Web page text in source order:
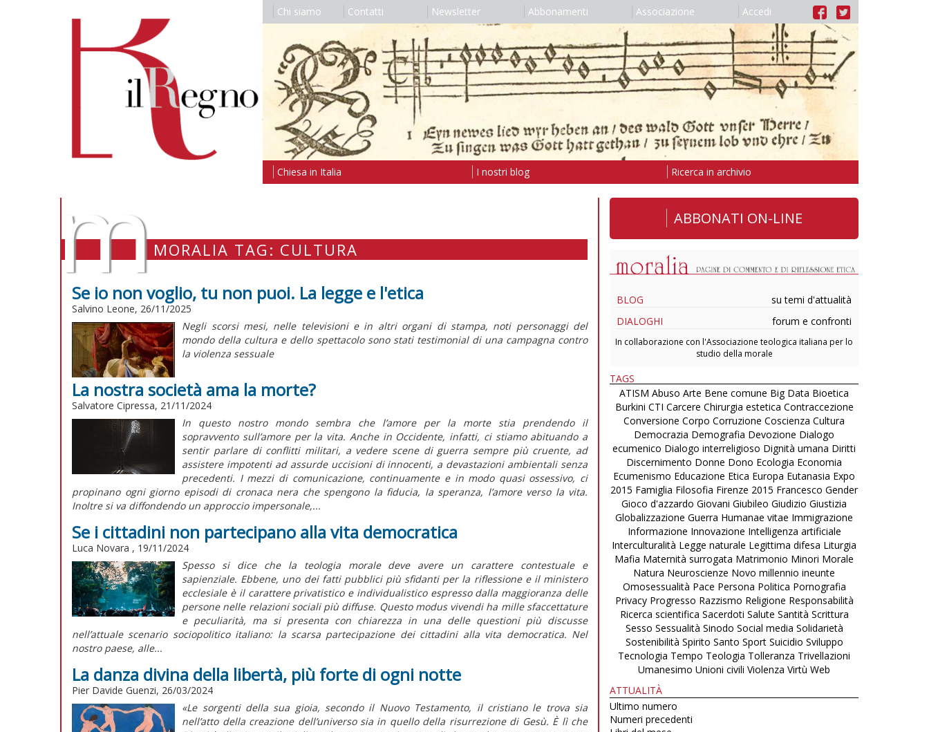
Chi siamo Contatti Newsletter Abbonamenti Associazione Accedi
Chiesa in Italia I nostri blog Ricerca in archivio
mMORALIA TAG: CULTURA
Se io non voglio, tu non puoi. La legge e l'etica
Salvino Leone, 26/11/2025
Negli scorsi mesi, nelle televisioni e in altri organi di stampa, noti personaggi del
mondo della cultura e dello spettacolo sono stati testimonial di una campagna contro
la violenza sessuale
La nostra società ama la morte?
Salvatore Cipressa, 21/11/2024
In questo nostro mondo sembra che l’amore per la morte stia prendendo il
sopravvento sull’amore per la vita. Anche in Occidente, infatti, ci stiamo abituando a
sentir parlare di conflitti militari, a vedere scene di guerra sempre più cruente, ad
assistere impotenti ad assurde uccisioni di innocenti, a devastazioni ambientali senza
precedenti. I mezzi di comunicazione, continuamente e in modo quasi ossessivo, ci
propinano ogni giorno episodi di cronaca nera che spengono la fiducia, la speranza, l’amore verso la vita.
Inoltre si va diffondendo un approccio impersonale,...
Se i cittadini non partecipano alla vita democratica
Luca Novara , 19/11/2024
Spesso si dice che la teologia morale deve avere un carattere contestuale e
sapienziale. Ebbene, uno dei fatti pubblici più sfidanti per la riflessione e il ministero
ecclesiale è il carattere privatistico e individualistico espresso dalla maggioranza delle
persone nelle relazioni sociali più diffuse. Questo modus vivendi ha mille sfaccettature
e peculiarità, ma si presenta con chiarezza in una delle questioni più discusse
nell’attuale scenario sociopolitico italiano: la scarsa partecipazione dei cittadini alla vita democratica. Nel
nostro paese, alle...
La danza divina della libertà, più forte di ogni notte
Pier Davide Guenzi, 26/03/2024
«Le sorgenti della sua gioia, secondo il Nuovo Testamento, il cristiano le trova sia
nell’atto della creazione dell’universo sia in quello della risurrezione di Gesù. È lì che
ABBONATI ON-LINE
BLOG
su temi d'attualità
DIALOGHI
forum e confronti
In collaborazione con l'Associazione teologica italiana per lo
studio della morale
TAGS
ATISM Abuso Arte Bene comune Big Data Bioetica
Burkini CTI Carcere Chirurgia estetica Contraccezione
Conversione Corpo Corruzione Coscienza Cultura
Democrazia Demografia Devozione Dialogo
ecumenico Dialogo interreligioso Dignità umana Diritti
Discernimento Donne Dono Ecologia Economia
Ecumenismo Educazione Etica Europa Eutanasia Expo
2015 Famiglia Filosofia Firenze 2015 Francesco Gender
Gioco d'azzardo Giovani Giubileo Giudizio Giustizia
Globalizzazione Guerra Humanae vitae Immigrazione
Informazione Innovazione Intelligenza artificiale
Interculturalità Legge naturale Legittima difesa Liturgia
Mafia Maternità surrogata Matrimonio Minori Morale
Natura Neuroscienze Novo millennio ineunte
Omosessualità Pace Persona Politica Pornografia
Privacy Progresso Razzismo Religione Responsabilità
Ricerca scientifica Sacerdoti Salute Santità Scrittura
Sesso Sessualità Sinodo Social media Solidarietà
Sostenibilità Spirito Santo Sport Suicidio Sviluppo
Tecnologia Tempo Teologia Tolleranza Trivellazioni
Umanesimo Unioni civili Violenza Virtù Web
ATTUALITÀ
Ultimo numero
Numeri precedenti